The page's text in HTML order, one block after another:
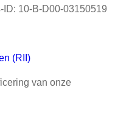
ID: 10-B-D00-03150519
(RII)
van onze